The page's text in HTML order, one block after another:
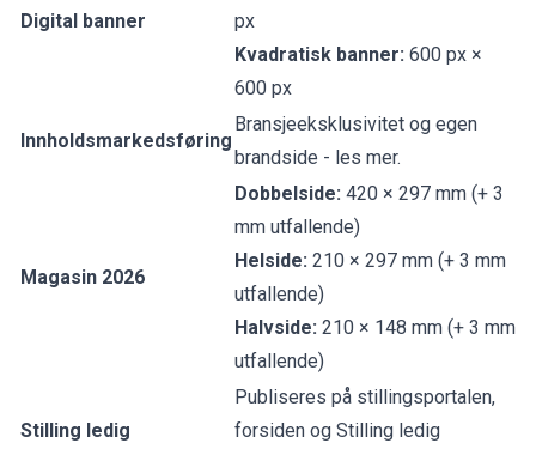
Digital banner
px
Kvadratisk banner: 600 px ×
600 px
Innholdsmarkedsføring
Bransjeeksklusivitet og egen
brandside - les mer.
Magasin 2026
Dobbelside: 420 × 297 mm (+ 3
mm utfallende)
Helside: 210 × 297 mm (+ 3 mm
utfallende)
Halvside: 210 × 148 mm (+ 3 mm
utfallende)
Stilling ledig
Publiseres på stillingsportalen,
forsiden og Stilling ledig